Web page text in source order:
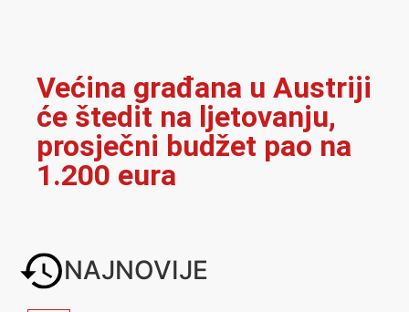
Većina građana u Austriji
će štedit na ljetovanju,
prosječni budžet pao na
1.200 eura
NAJNOVIJE